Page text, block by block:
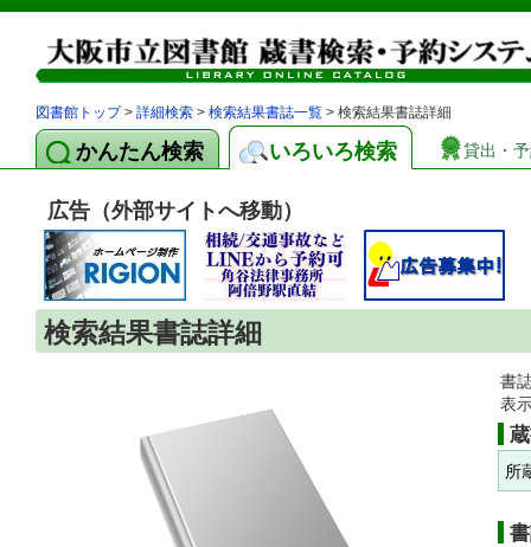
図書館トップ> 詳細検索 > 検索結果書誌一覧 > 検索結果書誌詳細
かんたん検索 いろいろ検索 貸出・
広告（外部サイトへ移動）
検索結果書誌詳細
書
表
所